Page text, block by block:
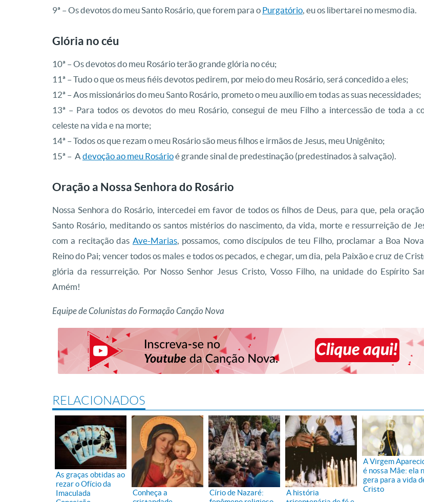
9ª – Os devotos do meu Santo Rosário, que forem para o Purgatório, eu os libertarei no mesmo dia.
Glória no céu
10ª – Os devotos do meu Rosário terão grande glória no céu;
11ª – Tudo o que os meus fiéis devotos pedirem, por meio do meu Rosário, será concedido a eles;
12ª – Aos missionários do meu Santo Rosário, prometo o meu auxílio em todas as suas necessidades;
13ª – Para todos os devotos do meu Rosário, consegui de meu Filho a intercessão de toda a
celeste na vida e na morte;
14ª – Todos os que rezam o meu Rosário são meus filhos e irmãos de Jesus, meu Unigênito;
15ª – A devoção ao meu Rosárioé grande sinal de predestinação (predestinados à salvação).
Oração a Nossa Senhora do Rosário
Nossa Senhora do Rosário, intercedei em favor de todos os filhos de Deus, para que, pela
Santo Rosário, meditando os santos mistérios do nascimento, da vida, morte e ressurreição de
com a recitação das Ave-Marias, possamos, como discípulos de teu Filho, proclamar a Boa
Reino do Pai; vencer todos os males e todos os pecados, e chegar, um dia, pela Paixão e cruz de
glória da ressurreição. Por Nosso Senhor Jesus Cristo, Vosso Filho, na unidade do Espírito
Amém!
Equipe de Colunistas do Formação Canção Nova
RELACIONADOS
As graças obtidas ao
rezar o Ofício da
Imaculada
Conheça a
Círio de Nazaré:
A história
A Virgem
é nossa Mãe: ela
gera para a vida
Cristo
Vida De Jonas
R$ 42,41